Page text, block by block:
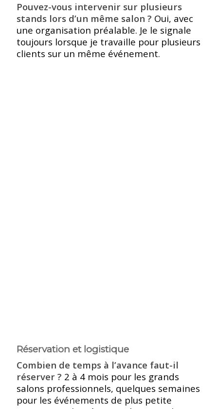
Pouvez-vous intervenir sur plusieurs
stands lors d’un même salon ? Oui, avec
une organisation préalable. Je le signale
toujours lorsque je travaille pour plusieurs
clients sur un même événement.
Réservation et logistique
Combien de temps à l’avance faut-il
réserver ? 2 à 4 mois pour les grands
salons professionnels, quelques semaines
pour les événements de plus petite